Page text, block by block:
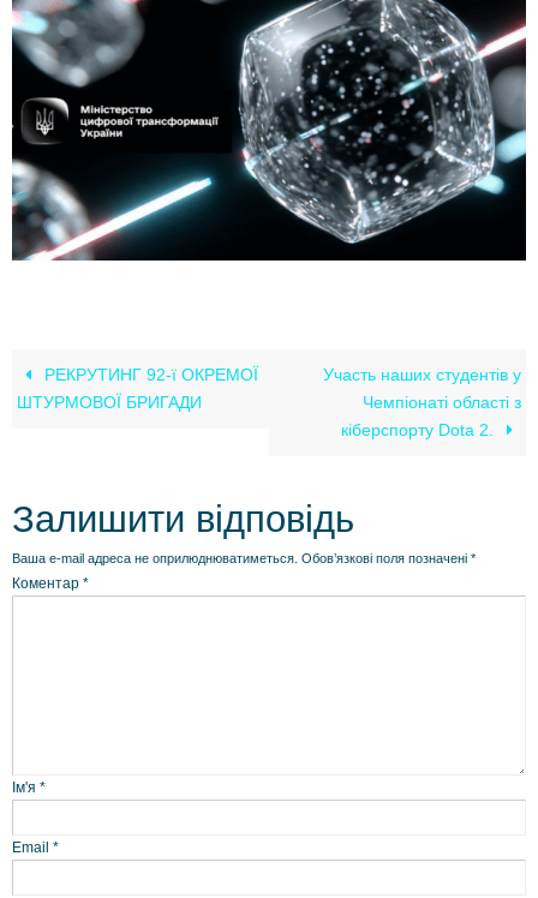
РЕКРУТИНГ 92-ї ОКРЕМОЇ
ШТУРМОВОЇ БРИГАДИ
Участь наших студентів у
Чемпіонаті області з
кіберспорту Dota 2.
Залишити відповідь
Ваша e-mail адреса не оприлюднюватиметься. Обов’язкові поля позначені *
Коментар *
Ім'я *
Email *